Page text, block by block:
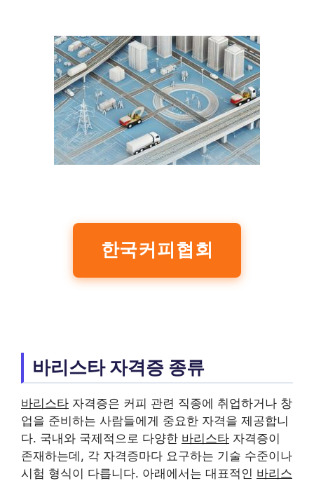
한국커피협회
바리스타 자격증 종류
바리스타 자격증은 커피 관련 직종에 취업하거나 창
업을 준비하는 사람들에게 중요한 자격을 제공합니
다. 국내와 국제적으로 다양한 바리스타 자격증이
존재하는데, 각 자격증마다 요구하는 기술 수준이나
시험 형식이 다릅니다. 아래에서는 대표적인 바리스